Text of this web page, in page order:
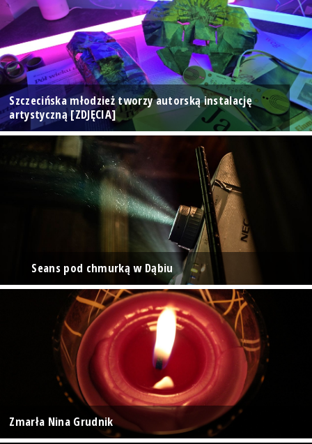
Szczecińska młodzież tworzy autorską instalację
artystyczną [ZDJĘCIA]
Seans pod chmurką w Dąbiu
Zmarła Nina Grudnik